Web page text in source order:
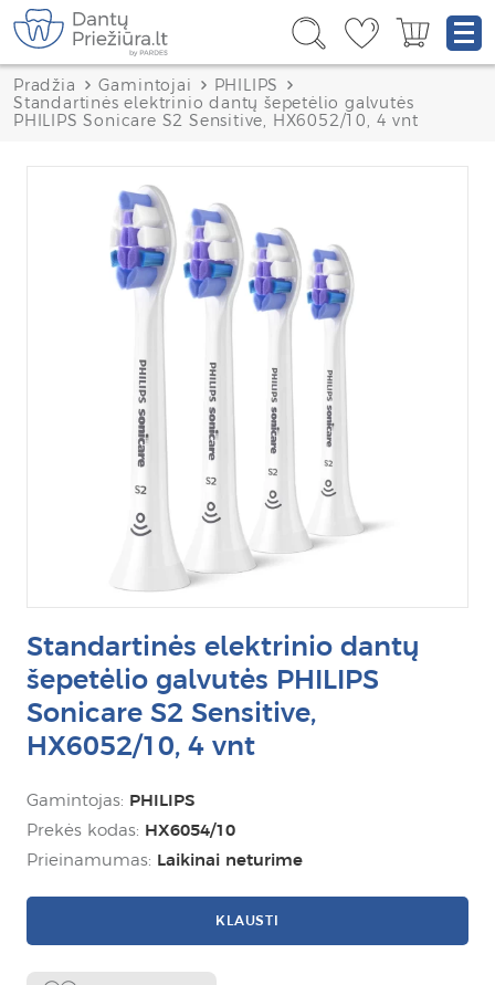
Pradžia Gamintojai
PHILIPS
Standartinės elektrinio dantų šepetėlio galvutės
PHILIPS Sonicare S2 Sensitive, HX6052/10, 4 vnt
Standartinės elektrinio dantų
šepetėlio galvutės PHILIPS
Sonicare S2 Sensitive,
HX6052/10, 4 vnt
Gamintojas: PHILIPS
Prekės kodas: HX6054/10
Prieinamumas: Laikinai neturime
KLAUSTI